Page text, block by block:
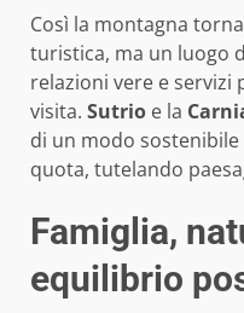
Così la montagna
turistica, ma un luogo
relazioni vere e servizi
visita. Sutrio e la
di un modo
quota, tutelando
Famiglia,
equilibrio